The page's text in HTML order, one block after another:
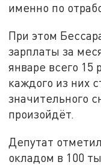
именно по
При этом
зарплаты за
январе всего 15
каждого из них
значительного
произойдёт.
Депутат
окладом в 100